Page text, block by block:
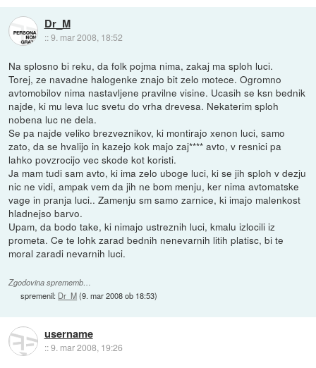
Dr_M
::9. mar 2008, 18:52
Na splosno bi reku, da folk pojma nima, zakaj ma sploh luci.
Torej, ze navadne halogenke znajo bit zelo motece. Ogromno
avtomobilov nima nastavljene pravilne visine. Ucasih se ksn bednik
najde, ki mu leva luc svetu do vrha drevesa. Nekaterim sploh
nobena luc ne dela.
Se pa najde veliko brezveznikov, ki montirajo xenon luci, samo
zato, da se hvalijo in kazejo kok majo zaj**** avto, v resnici pa
lahko povzrocijo vec skode kot koristi.
Ja mam tudi sam avto, ki ima zelo uboge luci, ki se jih sploh v dezju
nic ne vidi, ampak vem da jih ne bom menju, ker nima avtomatske
vage in pranja luci.. Zamenju sm samo zarnice, ki imajo malenkost
hladnejso barvo.
Upam, da bodo take, ki nimajo ustreznih luci, kmalu izlocili iz
prometa. Ce te lohk zarad bednih nenevarnih litih platisc, bi te
moral zaradi nevarnih luci.
Zgodovina sprememb…
spremenil: Dr_M(9. mar 2008 ob 18:53)
username
::9. mar 2008, 19:26